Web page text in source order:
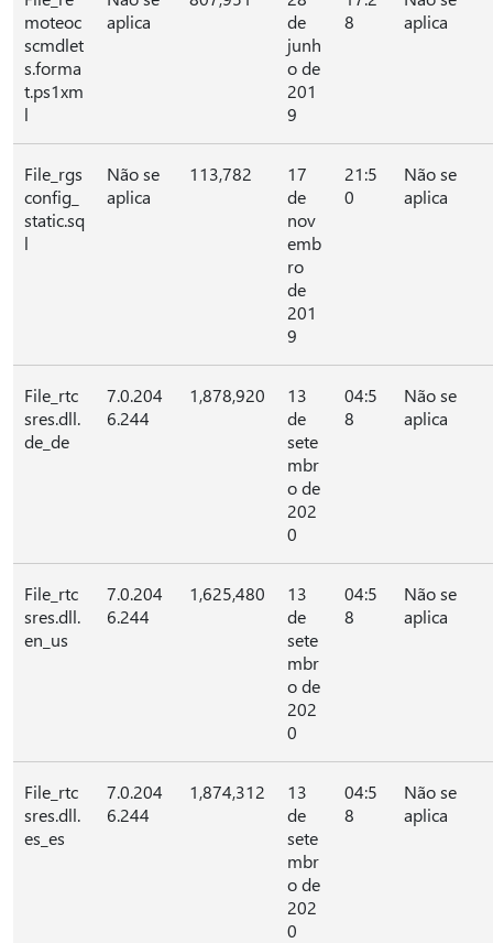
moteoc
scmdlet
s.forma
t.ps1xm
l
aplica
de
junh
o de
201
9
8
aplica
File_rgs
config_
static.sq
l
Não se
aplica
113,782
17
de
nov
emb
ro
de
201
9
21:5
0
Não se
aplica
File_rtc
sres.dll.
de_de
7.0.204
6.244
1,878,920
13
de
sete
mbr
o de
202
0
04:5
8
Não se
aplica
File_rtc
sres.dll.
en_us
7.0.204
6.244
1,625,480
13
de
sete
mbr
o de
202
0
04:5
8
Não se
aplica
File_rtc
sres.dll.
es_es
7.0.204
6.244
1,874,312
13
de
sete
mbr
o de
202
0
04:5
8
Não se
aplica